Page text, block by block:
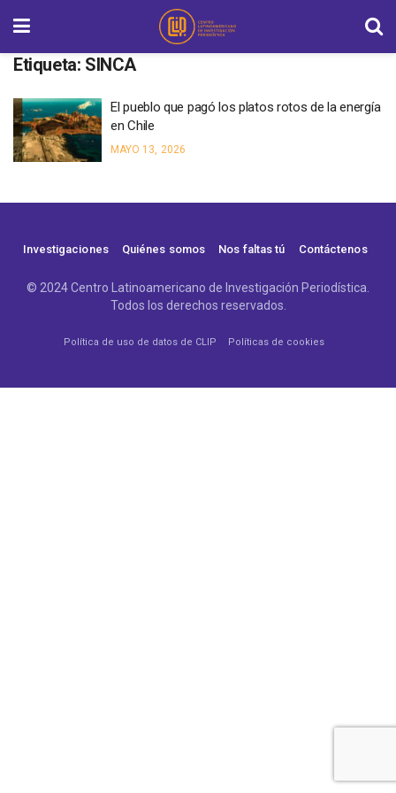
Etiqueta: SINCA
El pueblo que pagó los platos rotos de la energía
en Chile
MAYO 13, 2026
Investigaciones Quiénes somos Nos faltas tú Contáctenos
© 2024 Centro Latinoamericano de Investigación Periodística.
Todos los derechos reservados.
Política de uso de datos de CLIP Políticas de cookies